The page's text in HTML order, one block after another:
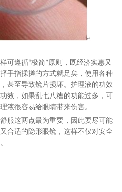
可遵循“极简”原则，既经济实惠又
手指揉搓的方式就足矣，使用各种
甚至导致镜片损坏。护理液的功效
效，如果乱七八糟的功能过多，可
液很容易给眼睛带来伤害。
服这两点最为重要， 因此要尽可能
合适的隐形眼镜，这样不仅对安全